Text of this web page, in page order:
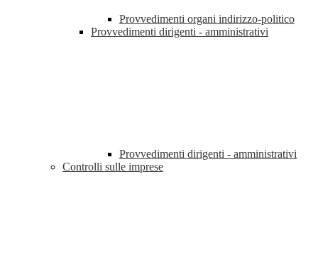
Provvedimenti organi indirizzo-politico
Provvedimenti dirigenti - amministrativi
Provvedimenti dirigenti - amministrativi
Controlli sulle imprese